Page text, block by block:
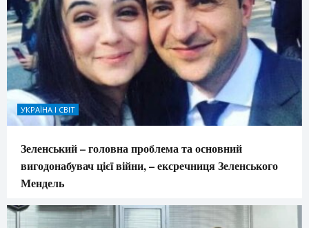
УКРАЇНА І СВІТ
Зеленський – головна проблема та основний
вигодонабувач цієї війни, – ексречниця Зеленського
Мендель